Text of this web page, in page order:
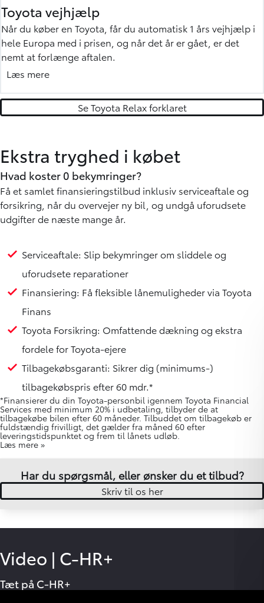
garantiperioden.
Mere om garanti »
Toyota vejhjælp
Når du køber en Toyota, får du automatisk 1 års vejhjælp i
hele Europa med i prisen, og når det år er gået, er det
nemt at forlænge aftalen.
Det eneste, du skal gøre er at få serviceret din bil hos et
sundheds- eller sikkerhedstjek).
Mere om Toyota vejhjælp »
Læs mere
Se Toyota Relax forklaret
Ekstra tryghed i købet
Hvad koster 0 bekymringer?
Få et samlet finansieringstilbud inklusiv serviceaftale og
forsikring, når du overvejer ny bil, og undgå uforudsete
udgifter de næste mange år.
Serviceaftale: Slip bekymringer om sliddele og
uforudsete reparationer
Finansiering: Få fleksible lånemuligheder via Toyota
Finans
Toyota Forsikring: Omfattende dækning og ekstra
fordele for Toyota-ejere
Tilbagekøbsgaranti: Sikrer dig (minimums-)
tilbagekøbspris efter 60 mdr.*
*Finansierer du din Toyota-personbil igennem Toyota Financial
Services med minimum 20% i udbetaling, tilbyder de at
tilbagekøbe bilen efter 60 måneder. Tilbuddet om tilbagekøb er
fuldstændig frivilligt, det gælder fra måned 60 efter
leveringstidspunktet og frem til lånets udløb.
Læs mere »
Har du spørgsmål, eller ønsker du et tilbud?
Skriv til os her
Video | C-HR+
Tæt på C-HR+